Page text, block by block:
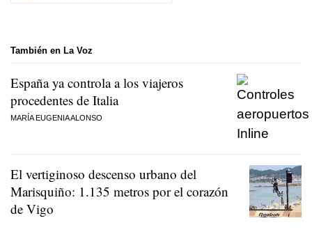
También en La Voz
España ya controla a los viajeros
procedentes de Italia
MARÍA EUGENIA ALONSO
El vertiginoso descenso urbano del
Marisquiño: 1.135 metros por el corazón
de Vigo